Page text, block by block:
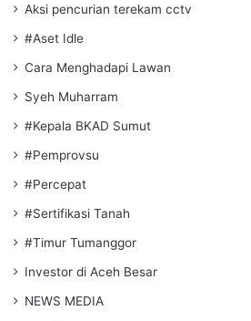
Aksi pencurian terekam cctv
#Aset Idle
Cara Menghadapi Lawan
Syeh Muharram
#Kepala BKAD Sumut
#Pemprovsu
#Percepat
#Sertifikasi Tanah
#Timur Tumanggor
Investor di Aceh Besar
NEWS MEDIA